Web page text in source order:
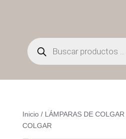
Búsqueda
de
productos
Inicio/ LÁMPARAS DE COLGAR
COLGAR